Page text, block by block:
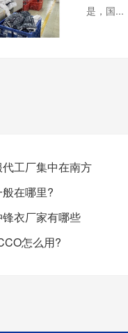
是，国...
工厂集中在南方
在哪里?
衣厂家有哪些
怎么用?